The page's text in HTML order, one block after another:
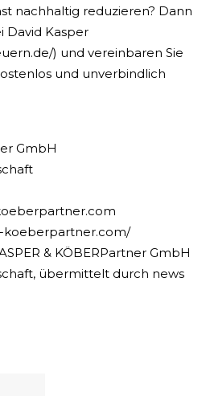
nachhaltig reduzieren? Dann
David Kasper
) und vereinbaren Sie
und unverbindlich
GmbH
koeberpartner.com/
& KÖBERPartner GmbH
übermittelt durch news